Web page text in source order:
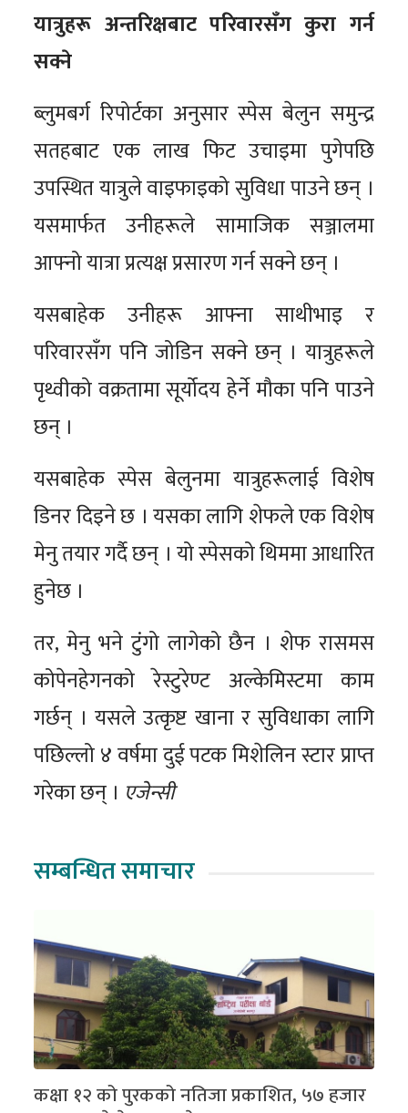
यात्रुहरू अन्तरिक्षबाट परिवारसँग कुरा गर्न
सक्ने
ब्लुमबर्ग रिपोर्टका अनुसार स्पेस बेलुन समुन्द्र
सतहबाट एक लाख फिट उचाइमा पुगेपछि
उपस्थित यात्रुले वाइफाइको सुविधा पाउने छन् ।
यसमार्फत उनीहरूले सामाजिक सञ्जालमा
आफ्नो यात्रा प्रत्यक्ष प्रसारण गर्न सक्ने छन् ।
यसबाहेक उनीहरू आफ्ना साथीभाइ र
परिवारसँग पनि जोडिन सक्ने छन् । यात्रुहरूले
पृथ्वीको वक्रतामा सूर्योदय हेर्ने मौका पनि पाउने
छन् ।
यसबाहेक स्पेस बेलुनमा यात्रुहरूलाई विशेष
डिनर दिइने छ । यसका लागि शेफले एक विशेष
मेनु तयार गर्दै छन् । यो स्पेसको थिममा आधारित
हुनेछ ।
तर, मेनु भने टुंगो लागेको छैन । शेफ रासमस
कोपेनहेगनको रेस्टुरेण्ट अल्केमिस्टमा काम
गर्छन् । यसले उत्कृष्ट खाना र सुविधाका लागि
पछिल्लो ४ वर्षमा दुई पटक मिशेलिन स्टार प्राप्त
गरेका छन् । एजेन्सी
सम्बन्धित समाचार
कक्षा १२ को पुरकको नतिजा प्रकाशित, ५७ हजार